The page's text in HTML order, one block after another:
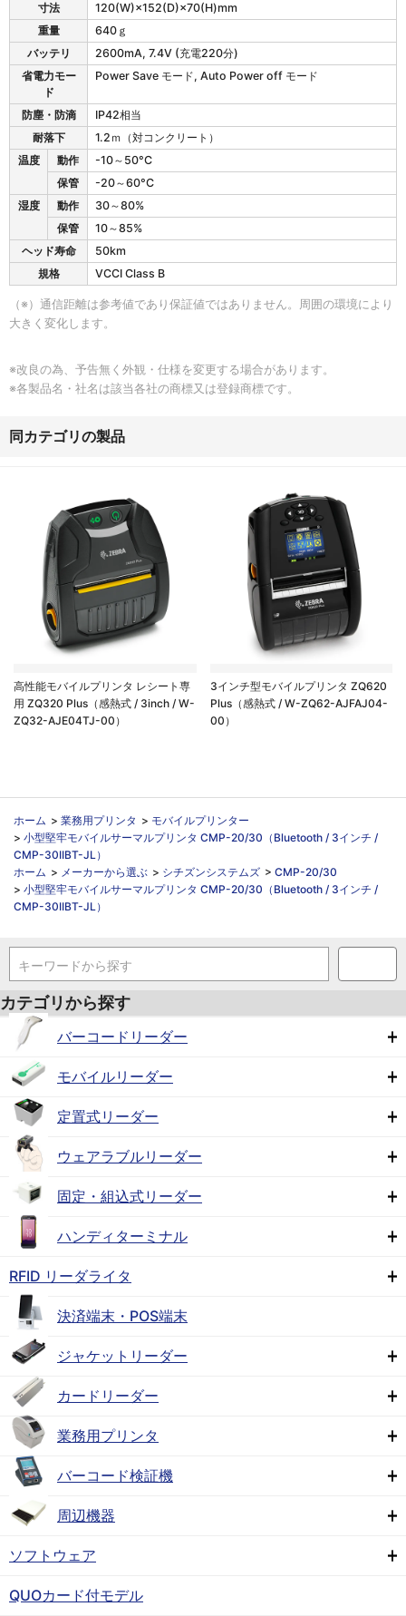
寸法
120(W)×152(D)×70(H)mm
重量
640ｇ
バッテリ
2600mA, 7.4V (充電220分)
省電力モー
ド
Power Save モード, Auto Power off モード
防塵・防滴
IP42相当
耐落下
1.2ｍ（対コンクリート）
温度
動作
-10～50°C
保管
-20～60°C
湿度
動作
30～80%
保管
10～85%
ヘッド寿命
50km
規格
VCCI Class B
（※）通信距離は参考値であり保証値ではありません。周囲の環境により
大きく変化します。
※改良の為、予告無く外観・仕様を変更する場合があります。
※各製品名・社名は該当各社の商標又は登録商標です。
同カテゴリの製品
高性能モバイルプリンタ レシート専
用 ZQ320 Plus（感熱式 / 3inch / W-
ZQ32-AJE04TJ-00）
3インチ型モバイルプリンタ ZQ620
Plus（感熱式 / W-ZQ62-AJFAJ04-
00）
ホーム > 業務用プリンタ > モバイルプリンター
> 小型堅牢モバイルサーマルプリンタ CMP-20/30（Bluetooth / 3インチ /
CMP-30IIBT-JL）
ホーム > メーカーから選ぶ > シチズンシステムズ > CMP-20/30
> 小型堅牢モバイルサーマルプリンタ CMP-20/30（Bluetooth / 3インチ /
CMP-30IIBT-JL）
キーワードから探す
カテゴリから探す
バーコードリーダー
モバイルリーダー
定置式リーダー
ウェアラブルリーダー
固定・組込式リーダー
ハンディターミナル
RFID リーダライタ
決済端末・POS端末
ジャケットリーダー
カードリーダー
業務用プリンタ
バーコード検証機
周辺機器
ソフトウェア
QUOカード付モデル